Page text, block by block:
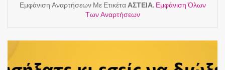
Εμφάνιση Αναρτήσεων Με Ετικέτα ΑΣΤΕΙΑ. Εμφάνιση Όλων
Των Αναρτήσεων